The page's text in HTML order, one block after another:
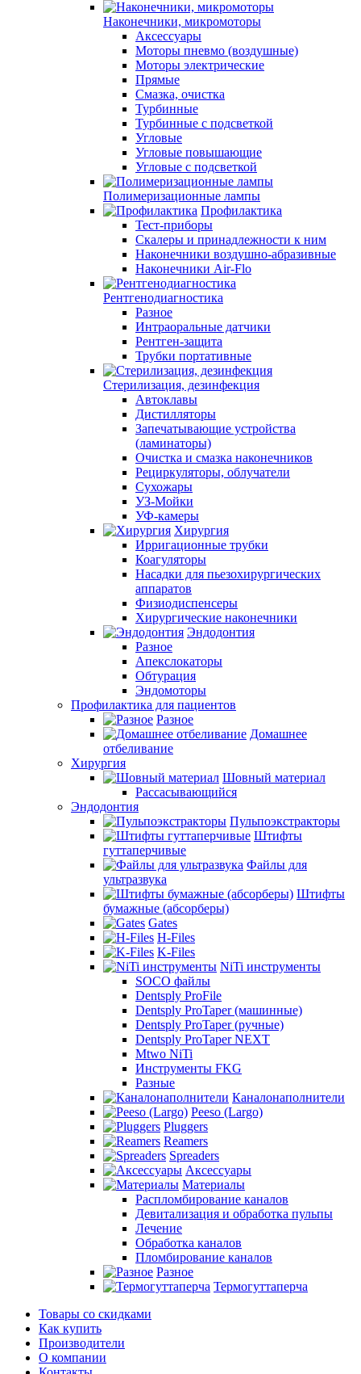
Наконечники, микромоторы
Аксессуары
Моторы пневмо (воздушные)
Моторы электрические
Прямые
Смазка, очистка
Турбинные
Турбинные с подсветкой
Угловые
Угловые повышающие
Угловые с подсветкой
Полимеризационные лампы
Профилактика
Тест-приборы
Скалеры и принадлежности к ним
Наконечники воздушно-абразивные
Наконечники Air-Flo
Рентгенодиагностика
Разное
Интраоральные датчики
Рентген-защита
Трубки портативные
Стерилизация, дезинфекция
Автоклавы
Дистилляторы
Запечатывающие устройства
(ламинаторы)
Очистка и смазка наконечников
Рециркуляторы, облучатели
Сухожары
УЗ-Мойки
УФ-камеры
Хирургия
Ирригационные трубки
Коагуляторы
Насадки для пьезохирургических
аппаратов
Физиодиспенсеры
Хирургические наконечники
Эндодонтия
Разное
Апекслокаторы
Обтурация
Эндомоторы
Профилактика для пациентов
Разное
Домашнее
отбеливание
Хирургия
Шовный материал
Рассасывающийся
Эндодонтия
Пульпоэкстракторы
Штифты
гуттаперчивые
Файлы для
ультразвука
Штифты
бумажные (абсорберы)
Gates
H-Files
K-Files
NiTi инструменты
SOCO файлы
Dentsply ProFile
Dentsply ProTaper (машинные)
Dentsply ProTaper (ручные)
Dentsply ProTaper NEXT
Mtwo NiTi
Инструменты FKG
Разные
Каналонаполнители
Peeso (Largo)
Pluggers
Reamers
Spreaders
Аксессуары
Материалы
Распломбирование каналов
Девитализация и обработка пульпы
Лечение
Обработка каналов
Пломбирование каналов
Разное
Термогуттаперча
Товары со скидками
Как купить
Производители
О компании